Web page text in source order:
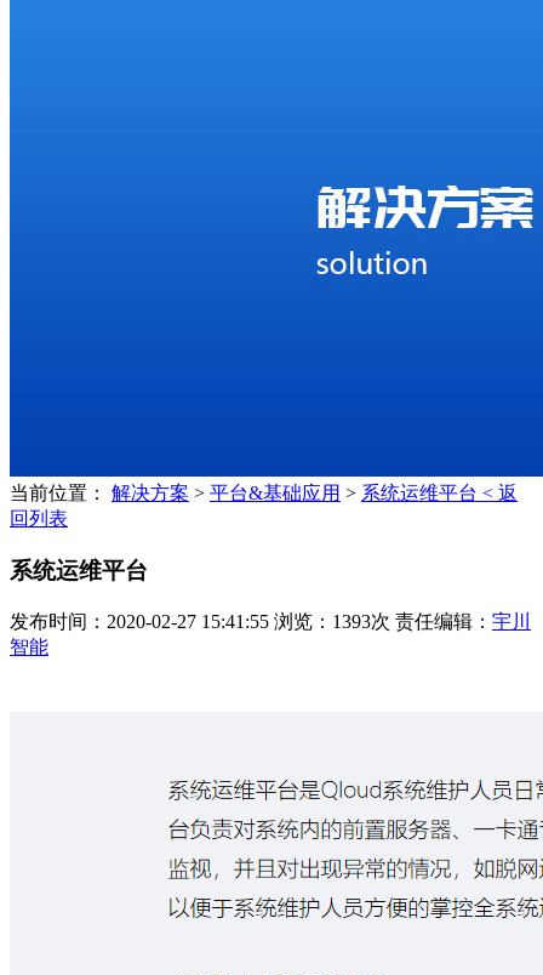
当前位置： 解决方案 > 平台&基础应用 > 系统运维平台 < 返
回列表
系统运维平台
发布时间：2020-02-27 15:41:55 浏览：1393次 责任编辑： 宇川
智能